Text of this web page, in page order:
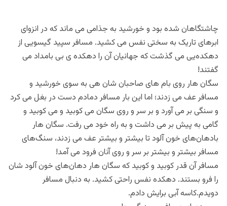
چاشتگاهان شده بود و خورشید به جذامی می ماند که در انزوای
ابرهای تاریک به سختی نفس می کشید. مسافر سپید گیسویی از
دهکده‌یی می گذشت که جهانیان آن را دهکده ی بی بامداد می
گفتند!
سگان هار روی بام های صاحبان شان هی به سوی خورشید و
مسافر عف می زدند؛ اما این بار مسافر دمادم دست در بغل می کرد
و سنگی بر می آورد و بر سر و روی سگان می کوبید و می کوبید و
گامی به پیش بر می داشت و به راه خود می رفت. سگان هار
بادهان‌های خون آلود تا بیشتر و بیشتر عف می زدند، سنگ‌های
مسافر بیشتر و بیشتر بر سر و روی آنان فرود می آمد!
مسافر آن قدر کوبید و کوبید که سگان هار دهان‌های خون آلود شان
را فرو بستند. دهکده نفس راحتی کشید. به دنبال مسافر
دویدم.کاسه آبی برایش دادم.